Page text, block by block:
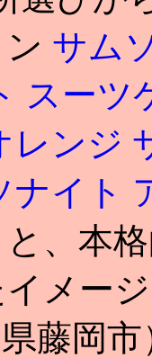
サム
スーツ
レンジ
ナイト
、本
メー
藤岡